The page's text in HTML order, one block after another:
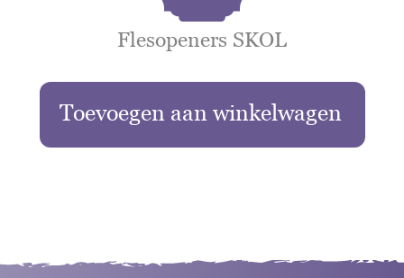
Flesopeners SKOL
Toevoegen aan winkelwagen